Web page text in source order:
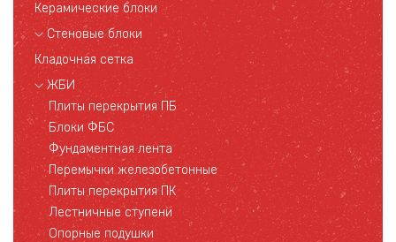
Керамические блоки
Стеновые блоки
Кладочная сетка
ЖБИ
Плиты перекрытия ПБ
Блоки ФБС
Фундаментная лента
Перемычки железобетонные
Плиты перекрытия ПК
Лестничные ступени
Опорные подушки